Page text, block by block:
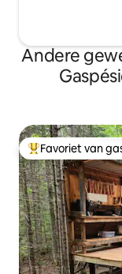
Andere
Topfavoriet van
Favoriet van